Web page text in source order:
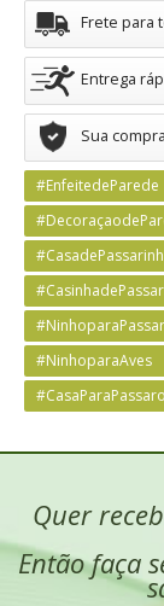
Frete para
Entrega
Sua
#EnfeitedeParede
#NinhoparaAves
#CasaParaPassaro
Quer
Então faça